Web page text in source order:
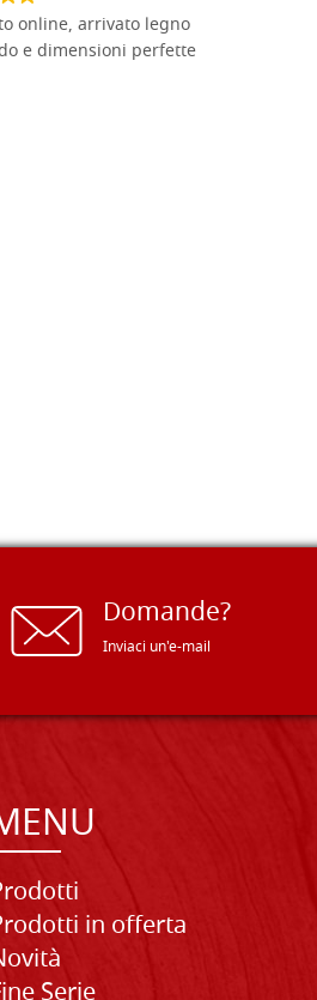
online, arrivato legno
e dimensioni perfette
Domande?
Inviaci un'e-mail
in offerta